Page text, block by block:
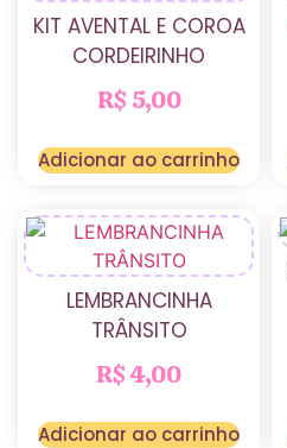
KIT AVENTAL E COROA
CORDEIRINHO
R$ 5,00
Adicionar ao carrinho
LEMBRANCINHA
TRÂNSITO
R$4,00
Adicionar ao carrinho